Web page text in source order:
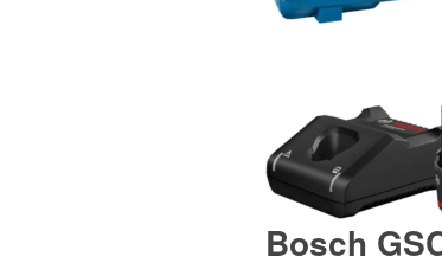
Čeština
Nederlands(
Bosch